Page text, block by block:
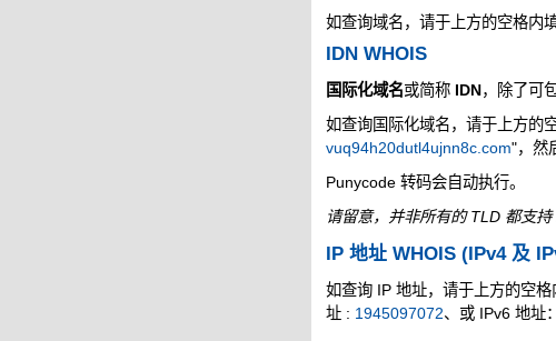
如查询域名，请于上方的空格内
IDN WHOIS
国际化域名或简称 IDN，除了可
如查询国际化域名，请于上方的
vuq94h20dutl4ujnn8c.com"，然
Punycode 转码会自动执行。
请留意，并非所有的 TLD 都支持
IP 地址 WHOIS (IPv4 及
如查询 IP 地址，请于上方的空
址 : 1945097072、或 IPv6 地址：